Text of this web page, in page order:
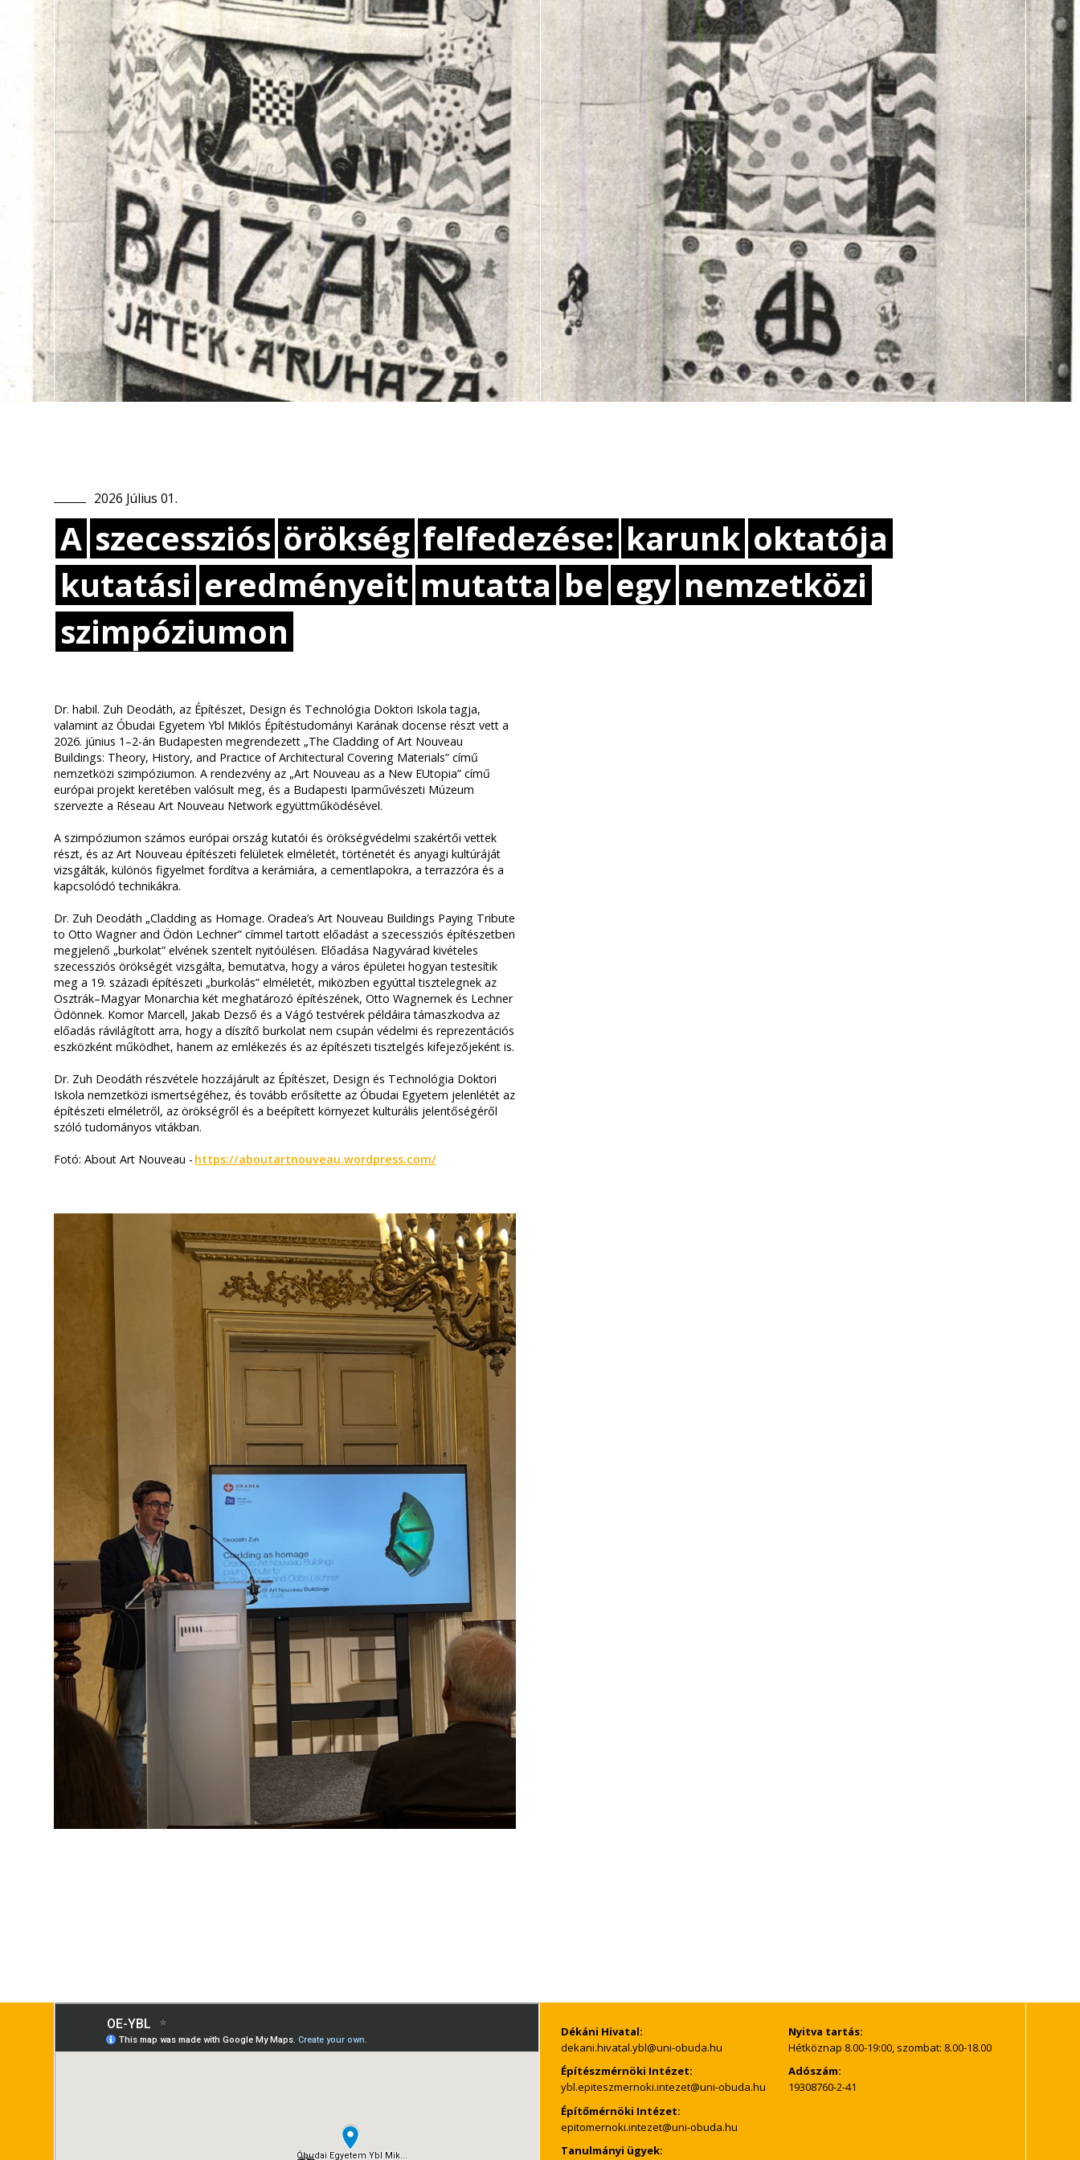
2026 Július 01.
A szecessziós örökség felfedezése: karunk oktatója
kutatási eredményeit mutatta be egy nemzetközi
szimpóziumon
Dr. habil. Zuh Deodáth, az Építészet, Design és Technológia Doktori Iskola tagja,
valamint az Óbudai Egyetem Ybl Miklós Építéstudományi Karának docense részt vett a
2026. június 1–2-án Budapesten megrendezett „The Cladding of Art Nouveau
Buildings: Theory, History, and Practice of Architectural Covering Materials” című
nemzetközi szimpóziumon. A rendezvény az „Art Nouveau as a New EUtopia” című
európai projekt keretében valósult meg, és a Budapesti Iparművészeti Múzeum
szervezte a Réseau Art Nouveau Network együttműködésével.
A szimpóziumon számos európai ország kutatói és örökségvédelmi szakértői vettek
részt, és az Art Nouveau építészeti felületek elméletét, történetét és anyagi kultúráját
vizsgálták, különös figyelmet fordítva a kerámiára, a cementlapokra, a terrazzóra és a
kapcsolódó technikákra.
Dr. Zuh Deodáth „Cladding as Homage. Oradea’s Art Nouveau Buildings Paying Tribute
to Otto Wagner and Ödön Lechner” címmel tartott előadást a szecessziós építészetben
megjelenő „burkolat” elvének szentelt nyitóülésen. Előadása Nagyvárad kivételes
szecessziós örökségét vizsgálta, bemutatva, hogy a város épületei hogyan testesítik
meg a 19. századi építészeti „burkolás” elméletét, miközben egyúttal tisztelegnek az
Osztrák–Magyar Monarchia két meghatározó építészének, Otto Wagnernek és Lechner
Ödönnek. Komor Marcell, Jakab Dezső és a Vágó testvérek példáira támaszkodva az
előadás rávilágított arra, hogy a díszítő burkolat nem csupán védelmi és reprezentációs
eszközként működhet, hanem az emlékezés és az építészeti tisztelgés kifejezőjeként is.
Dr. Zuh Deodáth részvétele hozzájárult az Építészet, Design és Technológia Doktori
Iskola nemzetközi ismertségéhez, és tovább erősítette az Óbudai Egyetem jelenlétét az
építészeti elméletről, az örökségről és a beépített környezet kulturális jelentőségéről
szóló tudományos vitákban.
Fotó: About Art Nouveau - https://aboutartnouveau.wordpress.com/
Dékáni Hivatal:
Építészmérnöki Intézet:
Építőmérnöki Intézet:
Tanulmányi ügyek:
Nyitva tartás:
Hétköznap 8.00-19:00, szombat: 8.00-18.00
Adószám:
19308760-2-41